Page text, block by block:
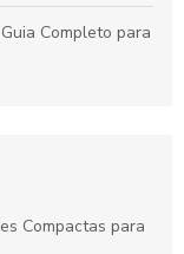
Completo para
para Sua Casa
Compactas para